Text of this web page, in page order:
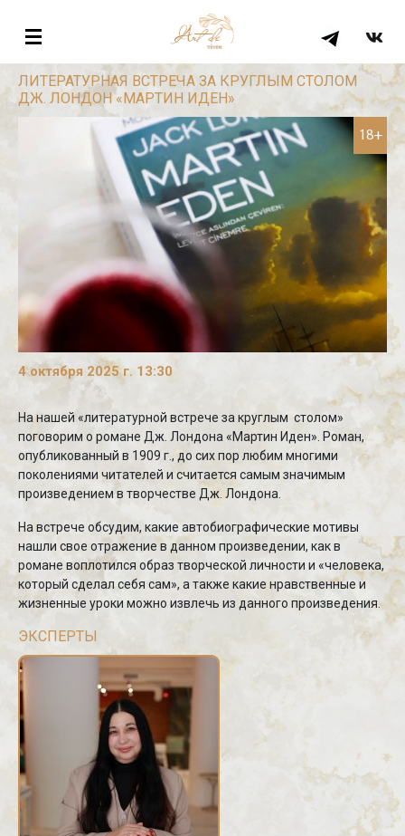
ЛИТЕРАТУРНАЯ ВСТРЕЧА ЗА КРУГЛЫМ СТОЛОМ
ДЖ. ЛОНДОН «МАРТИН ИДЕН»
18+
4 октября 2025 г. 13:30
На нашей «литературной встрече за круглым столом»
поговорим о романе Дж. Лондона «Мартин Иден». Роман,
опубликованный в 1909 г., до сих пор любим многими
поколениями читателей и считается самым значимым
произведением в творчестве Дж. Лондона.
На встрече обсудим, какие автобиографические мотивы
нашли свое отражение в данном произведении, как в
романе воплотился образ творческой личности и «человека,
который сделал себя сам», а также какие нравственные и
жизненные уроки можно извлечь из данного произведения.
ЭКСПЕРТЫ